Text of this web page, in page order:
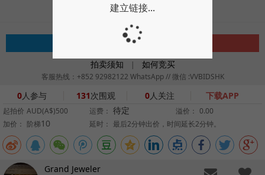
请登录后参与拍卖
拍卖须知 | 如何竞买
客服热线：+852 92982122 WhatsApp // 微信 :VVBIDSHK
0人参与 131次围观 0人关注 下载APP
起拍价 AUD(A$)500 运费： 待定 溢价： 0.00
加价： 阶梯10 延时： 最后2分钟出价，时间延长2分钟。
Grand Jeweler
建立链接...